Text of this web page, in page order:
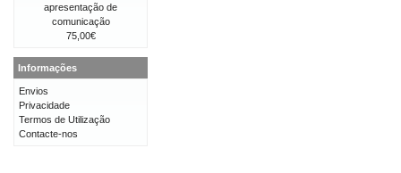
apresentação de
comunicação
75,00€
Informações
Envios
Privacidade
Termos de Utilização
Contacte-nos